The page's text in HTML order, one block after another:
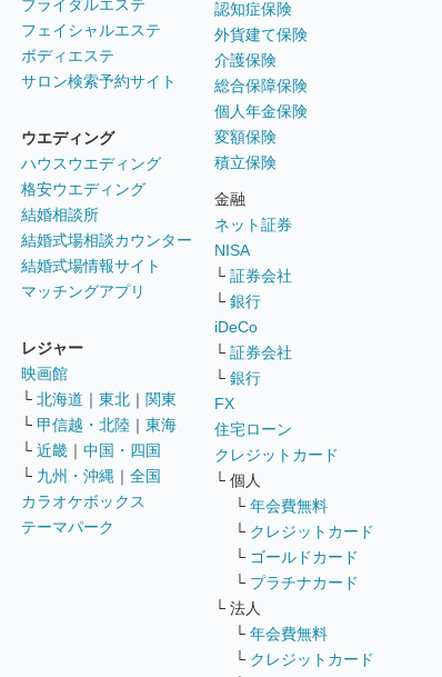
ブライダルエステ
フェイシャルエステ
ボディエステ
サロン検索予約サイト
ウエディング
ハウスウエディング
格安ウエディング
結婚相談所
結婚式場相談カウンター
結婚式場情報サイト
マッチングアプリ
レジャー
映画館
└ 北海道 ｜ 東北 ｜ 関東
└ 甲信越・北陸 ｜ 東海
└ 近畿 ｜ 中国・四国
└ 九州・沖縄 ｜ 全国
カラオケボックス
テーマパーク
認知症保険
外貨建て保険
介護保険
総合保障保険
個人年金保険
変額保険
積立保険
金融
ネット証券
NISA
└ 証券会社
└ 銀行
iDeCo
└ 証券会社
└ 銀行
FX
住宅ローン
クレジットカード
└ 個人
└ 年会費無料
└ クレジットカード
└ ゴールドカード
└ プラチナカード
└ 法人
└ 年会費無料
└ クレジットカード